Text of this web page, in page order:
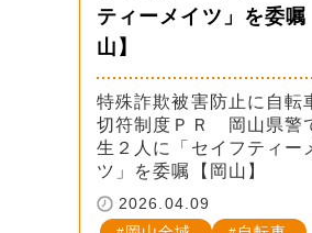
ティーメイツ」を委嘱
山】
特殊詐欺被害防止に自転
切符制度ＰＲ 岡山県警
生２人に「セイフティー
ツ」を委嘱【岡山】
2026.04.09